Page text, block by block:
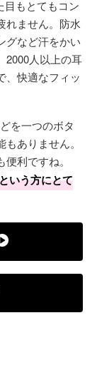
目もとてもコン
れません。防水
グなど汗をかい
2000人以上の耳
、快適なフィッ
を一つのボタ
ありません。
利ですね。
いう方にとて